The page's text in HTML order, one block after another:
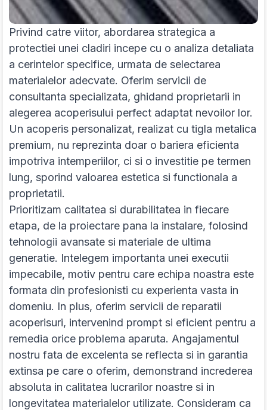
Privind catre viitor, abordarea strategica a
protectiei unei cladiri incepe cu o analiza detaliata
a cerintelor specifice, urmata de selectarea
materialelor adecvate. Oferim servicii de
consultanta specializata, ghidand proprietarii in
alegerea acoperisului perfect adaptat nevoilor lor.
Un acoperis personalizat, realizat cu tigla metalica
premium, nu reprezinta doar o bariera eficienta
impotriva intemperiilor, ci si o investitie pe termen
lung, sporind valoarea estetica si functionala a
proprietatii.
Prioritizam calitatea si durabilitatea in fiecare
etapa, de la proiectare pana la instalare, folosind
tehnologii avansate si materiale de ultima
generatie. Intelegem importanta unei executii
impecabile, motiv pentru care echipa noastra este
formata din profesionisti cu experienta vasta in
domeniu. In plus, oferim servicii de reparatii
acoperisuri, intervenind prompt si eficient pentru a
remedia orice problema aparuta. Angajamentul
nostru fata de excelenta se reflecta si in garantia
extinsa pe care o oferim, demonstrand increderea
absoluta in calitatea lucrarilor noastre si in
longevitatea materialelor utilizate. Consideram ca